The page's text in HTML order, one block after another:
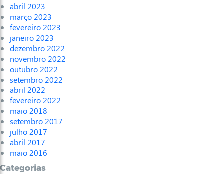
abril 2023
março 2023
fevereiro 2023
janeiro 2023
dezembro 2022
novembro 2022
outubro 2022
setembro 2022
abril 2022
fevereiro 2022
maio 2018
setembro 2017
julho 2017
abril 2017
maio 2016
Categorias